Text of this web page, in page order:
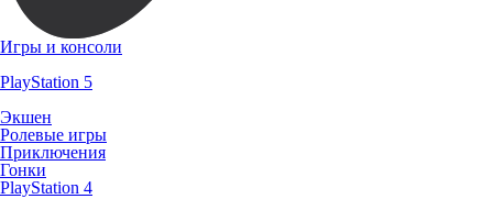
Игры и консоли
PlayStation 5
Экшен
Ролевые игры
Приключения
Гонки
PlayStation 4